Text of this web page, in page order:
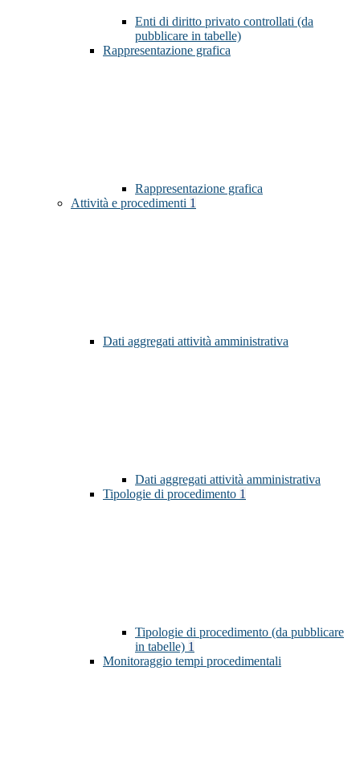
Enti di diritto privato controllati (da
pubblicare in tabelle)
Rappresentazione grafica
Rappresentazione grafica
Attività e procedimenti 1
Dati aggregati attività amministrativa
Dati aggregati attività amministrativa
Tipologie di procedimento 1
Tipologie di procedimento (da pubblicare
in tabelle) 1
Monitoraggio tempi procedimentali